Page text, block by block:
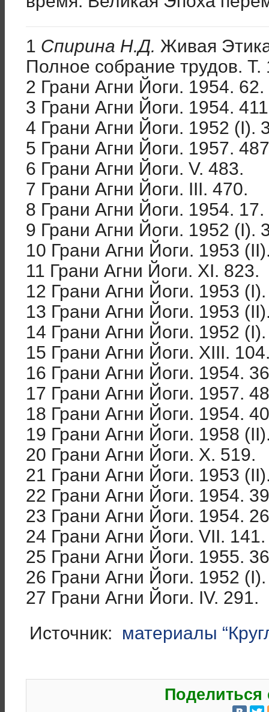
1 Спирина Н.Д. Живая
Полное собрание трудов. Т.
2 Грани Агни Йоги. 1954. 62.
3 Грани Агни Йоги. 1954.
4 Грани Агни Йоги. 1952 (I).
5 Грани Агни Йоги. 1957.
6 Грани Агни Йоги. V. 483.
7 Грани Агни Йоги. III. 470.
8 Грани Агни Йоги. 1954. 17.
9 Грани Агни Йоги. 1952 (I).
10 Грани Агни Йоги. 1953
11 Грани Агни Йоги. XI. 823.
12 Грани Агни Йоги. 1953
13 Грани Агни Йоги. 1953
14 Грани Агни Йоги. 1952
15 Грани Агни Йоги. XIII.
16 Грани Агни Йоги. 1954.
17 Грани Агни Йоги. 1957.
18 Грани Агни Йоги. 1954.
19 Грани Агни Йоги. 1958
20 Грани Агни Йоги. X. 519.
21 Грани Агни Йоги. 1953
22 Грани Агни Йоги. 1954.
23 Грани Агни Йоги. 1954.
24 Грани Агни Йоги. VII. 141.
25 Грани Агни Йоги. 1955.
26 Грани Агни Йоги. 1952 (I).
27 Грани Агни Йоги. IV. 291.
Источник: материалы
Поделиться